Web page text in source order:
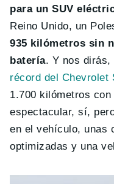
para un SUV
Reino Unido, un
935 kilómetros sin
batería. Y nos dirás,
récord del Chevrolet
1.700 kilómetros
espectacular, sí,
en el vehículo, unas
optimizadas y una